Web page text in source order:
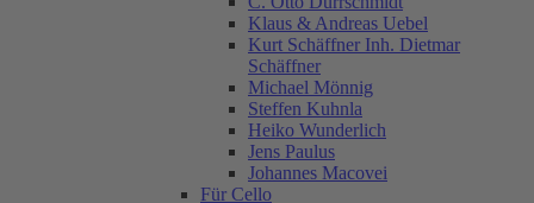
Klaus & Andreas Uebel
Kurt Schäffner Inh. Dietmar
Schäffner
Michael Mönnig
Steffen Kuhnla
Heiko Wunderlich
Jens Paulus
Johannes Macovei
Für Cello